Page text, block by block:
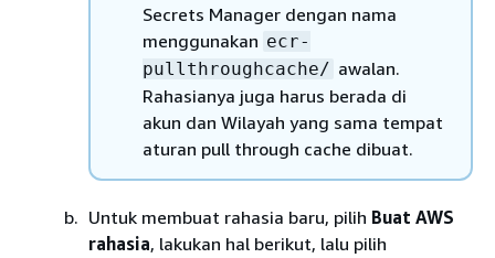
Secrets Manager dengan nama
menggunakan ecr-
pullthroughcache/ awalan.
Rahasianya juga harus berada di
akun dan Wilayah yang sama tempat
aturan pull through cache dibuat.
Untuk membuat rahasia baru, pilih Buat AWS
rahasia, lakukan hal berikut, lalu pilih